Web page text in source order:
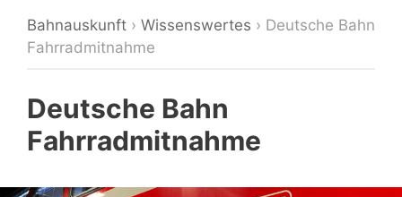
Bahnauskunft › Wissenswertes › Deutsche Bahn
Fahrradmitnahme
Deutsche Bahn
Fahrradmitnahme